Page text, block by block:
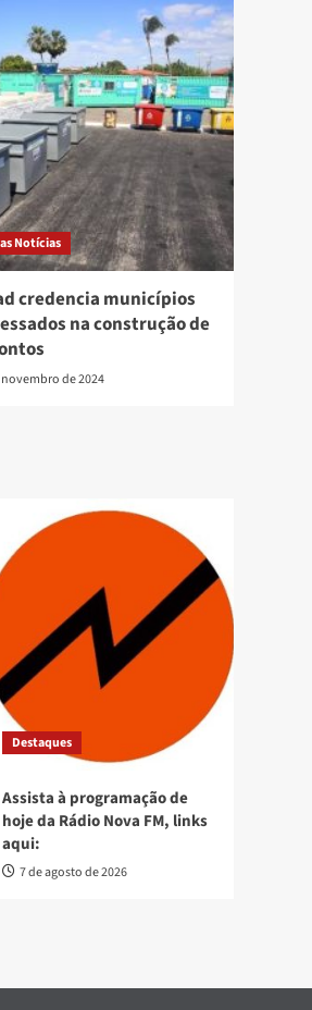
Notícias
credencia municípios
na construção de
novembro de 2024
Destaques
Assista à programação de
hoje da Rádio Nova FM, links
aqui:
7 de agosto de 2026